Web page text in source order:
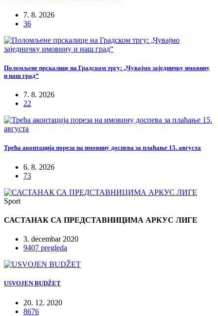
7. 8. 2026
36
Поломљене прскалице на Градском тргу: „Чувајмо заједничку имовину
и наш град“
7. 8. 2026
22
Трећа аконтација пореза на имовину доспева за плаћање 15. августа
6. 8. 2026
73
Sport
САСТАНАК СА ПРЕДСТАВНИЦИМА АРКУС ЛИГЕ
3. decembar 2020
9407 pregleda
USVOJEN BUDŽET
20. 12. 2020
8676